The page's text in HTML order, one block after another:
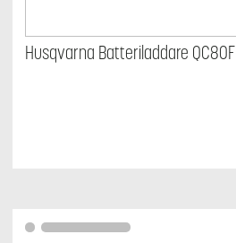
Husqvarna Batteriladdare QC80F